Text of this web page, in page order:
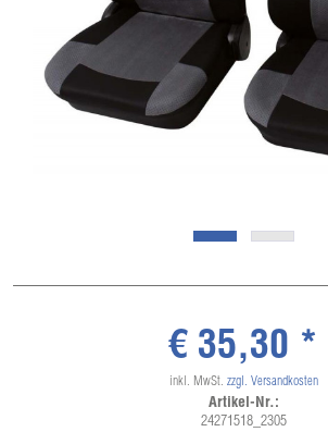
€ 35,30 *
inkl. MwSt. zzgl. Versandkosten
Artikel-Nr.:
24271518_2305